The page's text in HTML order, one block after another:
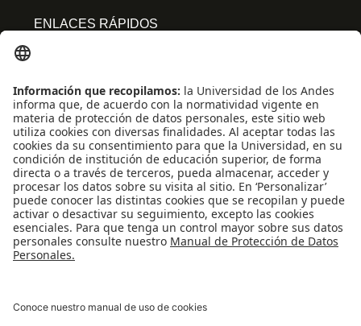
ENLACES RÁPIDOS
Convivencia y transparencia
Emergencias: Extensión 0000
Eventos destacados
Mapa del Sitio
Multimedia
Noticias
Preguntas frecuentes